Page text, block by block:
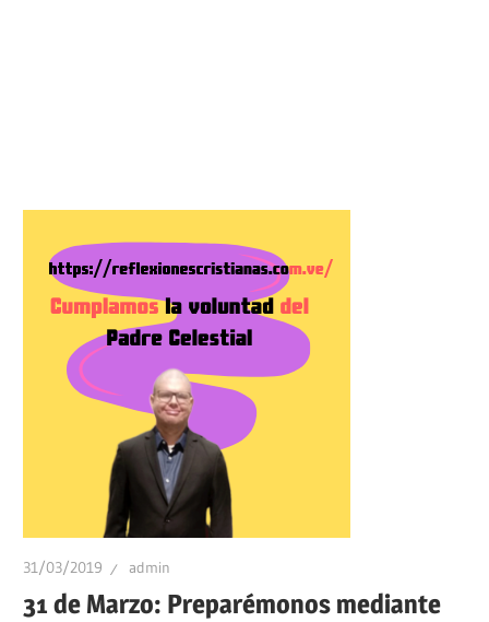
31/03/2019 admin
31 de Marzo: Preparémonos mediante